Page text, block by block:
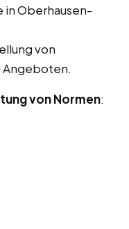
in Oberhausen-
von
Angeboten.
von Normen: